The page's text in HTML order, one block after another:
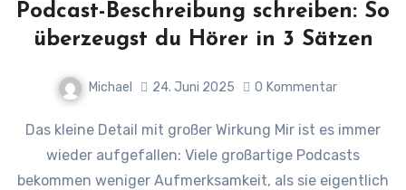
Podcast-Beschreibung schreiben: So
überzeugst du Hörer in 3 Sätzen
Michael 24. Juni 2025 0 Kommentar
Das kleine Detail mit großer Wirkung Mir ist es immer
wieder aufgefallen: Viele großartige Podcasts
bekommen weniger Aufmerksamkeit, als sie eigentlich